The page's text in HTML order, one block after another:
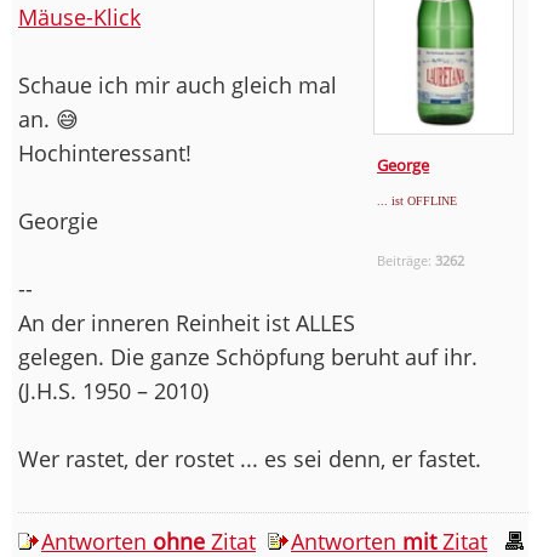
George
... ist OFFLINE
Beiträge:3262
Mäuse-Klick
Schaue ich mir auch gleich mal
an. 😅
Hochinteressant!
Georgie
--
An der inneren Reinheit ist ALLES
gelegen. Die ganze Schöpfung beruht auf ihr.
(J.H.S. 1950 – 2010)
Wer rastet, der rostet ... es sei denn, er fastet.
Antworten ohne Zitat Antworten mitZitat